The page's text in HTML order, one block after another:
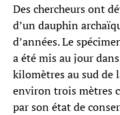
Des chercheurs ont
d’un dauphin
d’années. Le
a été mis au jour
kilomètres au sud de
environ trois mètres
par son état de